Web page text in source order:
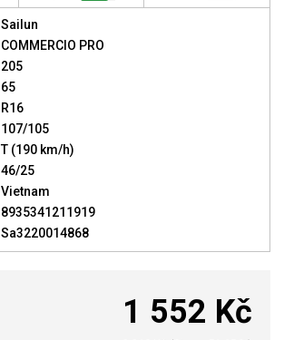
Sailun
COMMERCIO PRO
205
65
R16
107/105
T (190 km/h)
46/25
Vietnam
8935341211919
Sa3220014868
1 552 Kč